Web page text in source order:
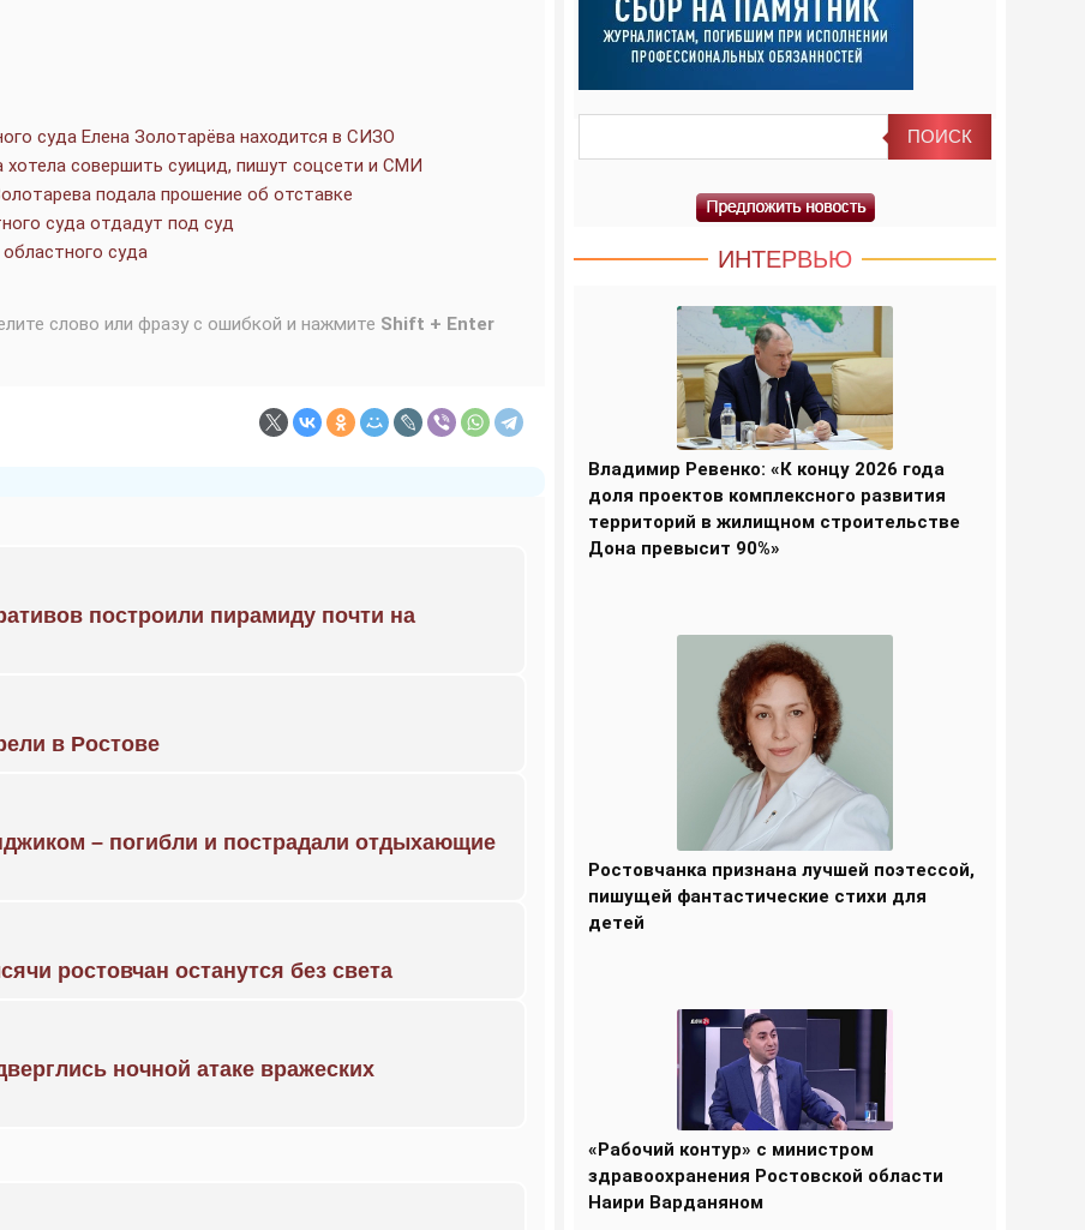
суда Елена Золотарёва находится в СИЗО
совершить суицид, пишут соцсети и СМИ
подала прошение об отставке
суда отдадут под суд
суда
слово или фразу с ошибкой и нажмите Shift + Enter
построили пирамиду почти на
в Ростове
– погибли и пострадали отдыхающие
ростовчан останутся без света
ночной атаке вражеских
ИНТЕРВЬЮ
Владимир Ревенко: «К концу 2026 года
доля проектов комплексного развития
территорий в жилищном строительстве
Дона превысит 90%»
Ростовчанка признана лучшей поэтессой,
пишущей фантастические стихи для
детей
«Рабочий контур» с министром
здравоохранения Ростовской области
Наири Варданяном